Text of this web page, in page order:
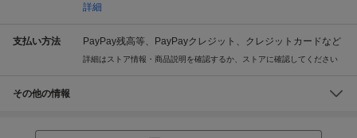
詳細
支払い方法 PayPay残高等、PayPayクレジット、クレジットカードなど
詳細はストア情報・商品説明を確認するか、ストアに確認してください
その他の情報